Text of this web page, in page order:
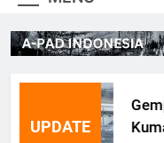
UPDATE
Gempa